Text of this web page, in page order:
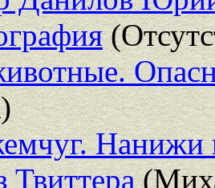
Нанижи
Твиттера